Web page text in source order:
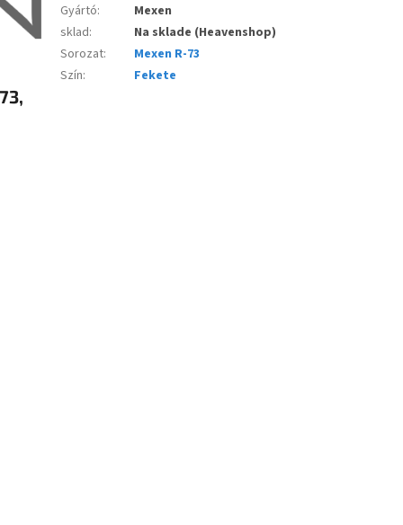
Gyártó:
Mexen
sklad:
Na sklade (Heavenshop)
Sorozat:
Mexen R-73
Szín: Fekete